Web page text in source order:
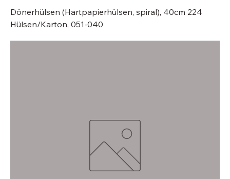
Dönerhülsen (Hartpapierhülsen, spiral), 40cm 224
Hülsen/Karton, 051-040